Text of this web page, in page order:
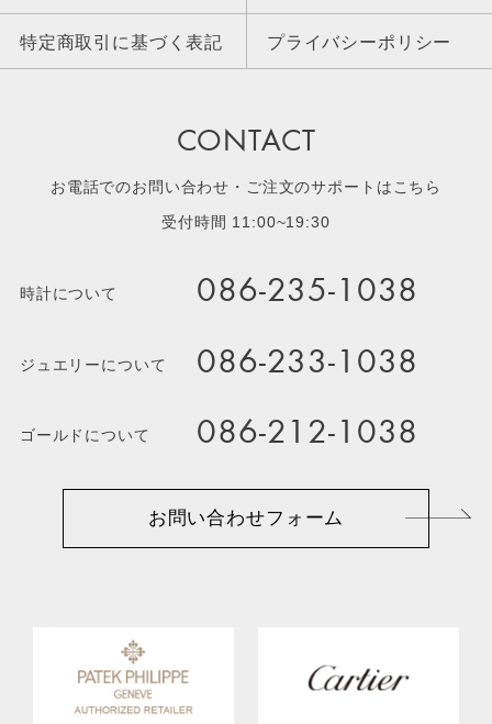
特定商取引に基づく表記 プライバシーポリシー
CONTACT
お電話でのお問い合わせ・ご注文のサポートはこちら
受付時間 11:00~19:30
時計について 086-235-1038
ジュエリーについて 086-233-1038
ゴールドについて 086-212-1038
お問い合わせフォーム